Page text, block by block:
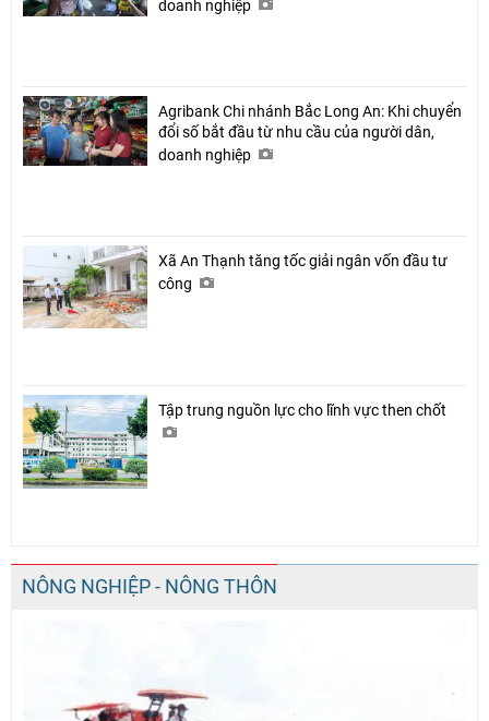
doanh nghiệp
Agribank Chi nhánh Bắc Long An: Khi chuyển
đổi số bắt đầu từ nhu cầu của người dân,
doanh nghiệp
Xã An Thạnh tăng tốc giải ngân vốn đầu tư
công
Tập trung nguồn lực cho lĩnh vực then chốt
NÔNG NGHIỆP - NÔNG THÔN